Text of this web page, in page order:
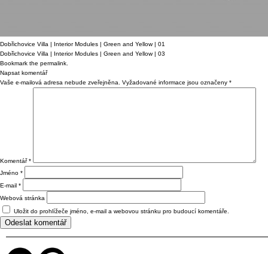
Dobřichovice Villa | Interior Modules | Green and Yellow | 01
Dobřichovice Villa | Interior Modules | Green and Yellow | 03
Bookmark the permalink
Napsat komentář
Vaše e-mailová adresa nebude zveřejněna.
Vyžadované informace jsou označeny *
Komentář*
Jméno *
E-mail *
Webová stránka
Uložit do prohlížeče jméno, e-mail a webovou stránku pro budoucí komentáře.